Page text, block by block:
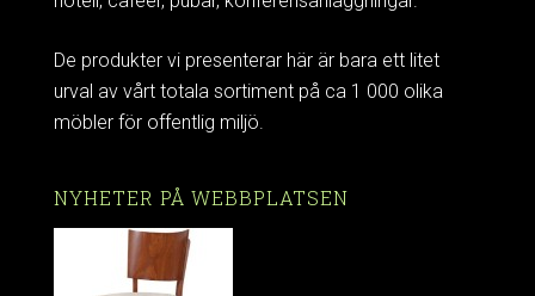
De produkter vi presenterar här är bara ett litet
urval av vårt totala sortiment på ca 1 000 olika
möbler för offentlig miljö.
NYHETER PÅ WEBBPLATSEN